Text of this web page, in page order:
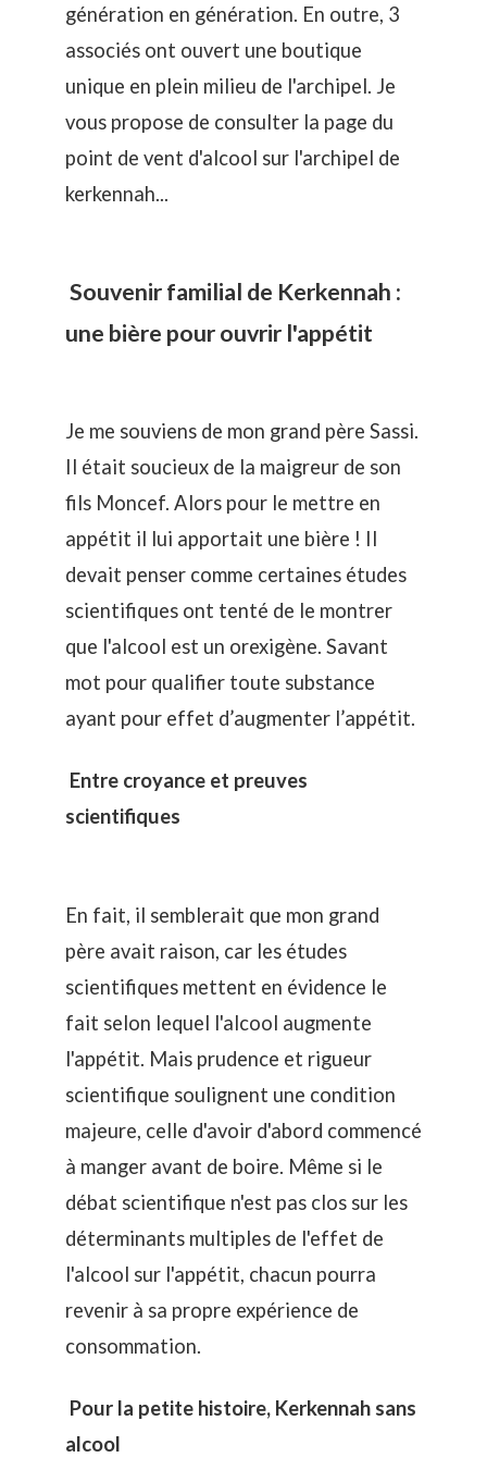
génération en génération. En outre, 3
associés ont ouvert une boutique
unique en plein milieu de l'archipel. Je
vous propose de consulter la page du
point de vent d'alcool sur l'archipel de
kerkennah...
Souvenir familial de Kerkennah :
une bière pour ouvrir l'appétit
Je me souviens de mon grand père Sassi.
Il était soucieux de la maigreur de son
fils Moncef. Alors pour le mettre en
appétit il lui apportait une bière ! Il
devait penser comme certaines études
scientifiques ont tenté de le montrer
que l'alcool est un orexigène. Savant
mot pour qualifier toute substance
ayant pour effet d’augmenter l’appétit.
Entre croyance et preuves
scientifiques
En fait, il semblerait que mon grand
père avait raison, car les études
scientifiques mettent en évidence le
fait selon lequel l'alcool augmente
l'appétit. Mais prudence et rigueur
scientifique soulignent une condition
majeure, celle d'avoir d'abord commencé
à manger avant de boire. Même si le
débat scientifique n'est pas clos sur les
déterminants multiples de l'effet de
l'alcool sur l'appétit, chacun pourra
revenir à sa propre expérience de
consommation.
Pour la petite histoire, Kerkennah sans
alcool